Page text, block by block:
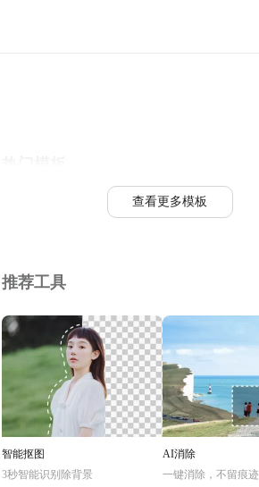
查看更多模板
推荐工具
智能抠图
3秒智能识别除背景
AI消除
一键消除，不留痕迹